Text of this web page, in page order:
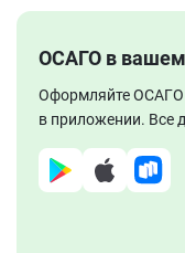
ОСАГО в
Оформляйте ОСАГО
в приложении. Все